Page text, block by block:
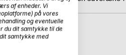
BoD
af enheder. Vi
på vores
og eventuelle
du dit samtykke til de
samtykke med